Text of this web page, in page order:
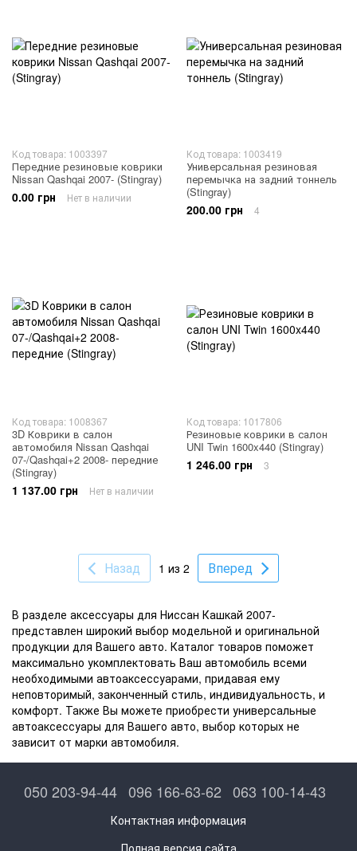
Код товара: 1003397
Передние резиновые коврики
Nissan Qashqai 2007- (Stingray)
0.00 грн Нет в наличии
Код товара: 1003419
Универсальная резиновая
перемычка на задний тоннель
(Stingray)
200.00 грн 4
Код товара: 1008367
3D Коврики в салон
автомобиля Nissan Qashqai
07-/Qashqai+2 2008- передние
(Stingray)
1 137.00 грн Нет в наличии
Код товара: 1017806
Резиновые коврики в салон
UNI Twin 1600x440 (Stingray)
1 246.00 грн 3
Назад 1 из 2 Вперед
В разделе аксессуары для Ниссан Кашкай 2007-
представлен широкий выбор модельной и оригинальной
продукции для Вашего авто. Каталог товаров поможет
максимально укомплектовать Ваш автомобиль всеми
необходимыми автоаксессуарами, придавая ему
неповторимый, законченный стиль, индивидуальность, и
комфорт. Также Вы можете приобрести универсальные
автоаксессуары для Вашего авто, выбор которых не
зависит от марки автомобиля.
050 203-94-44 096 166-63-62 063 100-14-43
Контактная информация
Полная версия сайта